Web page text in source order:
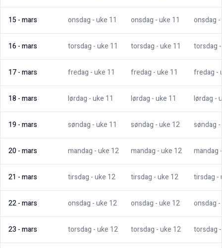
15-mars onsdag - uke 11 onsdag - uke 11 onsdag
16-mars torsdag - uke 11 torsdag - uke 11 torsdag
17-mars fredag - uke 11 fredag - uke 11 fredag -
18-mars lørdag - uke 11 lørdag - uke 11 lørdag -
19-mars søndag - uke 11 søndag - uke 12 søndag
20-mars mandag - uke 12 mandag - uke 12 mandag
21 -mars tirsdag - uke 12 tirsdag - uke 12 tirsdag -
22-mars onsdag - uke 12 onsdag - uke 12 onsdag
23 -mars torsdag - uke 12 torsdag - uke 12 torsdag